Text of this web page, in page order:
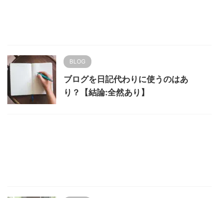
BLOG
ブログを日記代わりに使うのはあ
り？【結論:全然あり】